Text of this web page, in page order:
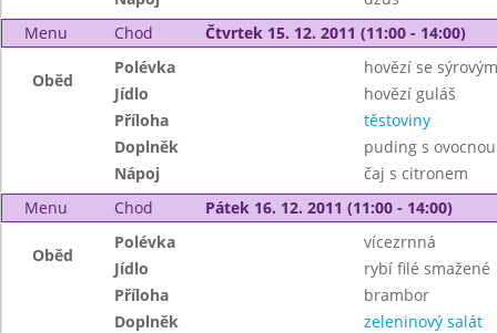
Menu
Chod Čtvrtek 15. 12. 2011 (11:00 - 14:00)
Oběd
Polévka
hovězí se
Jídlo
hovězí guláš
Příloha
těstoviny
Doplněk
puding s
Nápoj
čaj s citronem
Menu
Chod Pátek 16. 12. 2011 (11:00 - 14:00)
Oběd
Polévka
vícezrnná
Jídlo
rybí filé smažené
Příloha
brambor
Doplněk
zeleninový salát